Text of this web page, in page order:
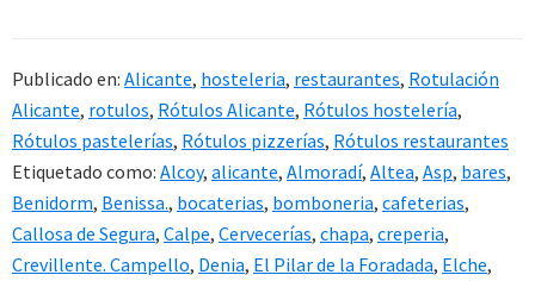
Publicado en: Alicante, hosteleria, restaurantes, Rotulación
Alicante, rotulos, Rótulos Alicante, Rótulos hostelería,
Rótulos pastelerías, Rótulos pizzerías, Rótulos restaurantes
Etiquetado como: Alcoy, alicante, Almoradí, Altea, Asp, bares,
Benidorm, Benissa., bocaterias, bomboneria, cafeterias,
Callosa de Segura, Calpe, Cervecerías, chapa, creperia,
Crevillente. Campello, Denia, El Pilar de la Foradada, Elche,